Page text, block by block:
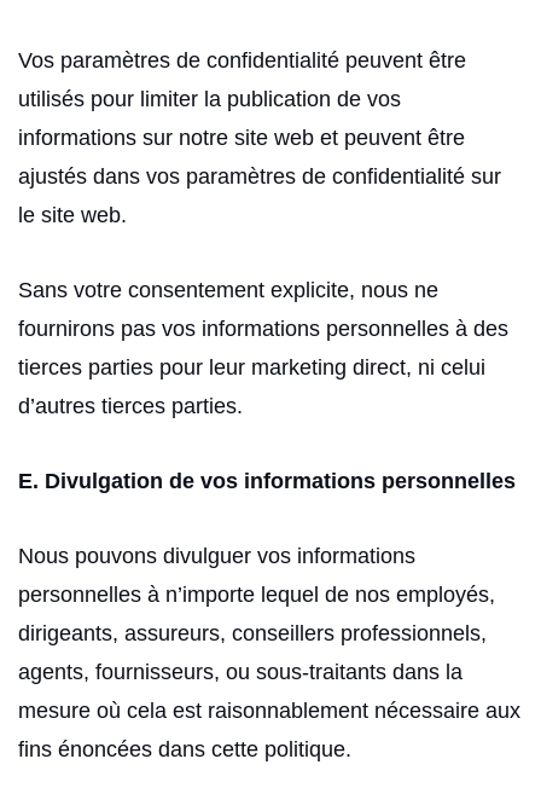
Vos paramètres de confidentialité peuvent être
utilisés pour limiter la publication de vos
informations sur notre site web et peuvent être
ajustés dans vos paramètres de confidentialité sur
le site web.
Sans votre consentement explicite, nous ne
fournirons pas vos informations personnelles à des
tierces parties pour leur marketing direct, ni celui
d’autres tierces parties.
E. Divulgation de vos informations personnelles
Nous pouvons divulguer vos informations
personnelles à n’importe lequel de nos employés,
dirigeants, assureurs, conseillers professionnels,
agents, fournisseurs, ou sous-traitants dans la
mesure où cela est raisonnablement nécessaire aux
fins énoncées dans cette politique.